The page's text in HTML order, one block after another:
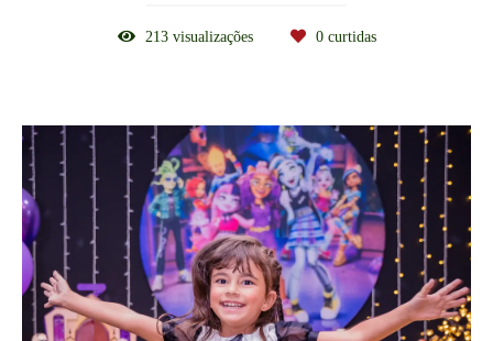
213visualizações 0curtidas